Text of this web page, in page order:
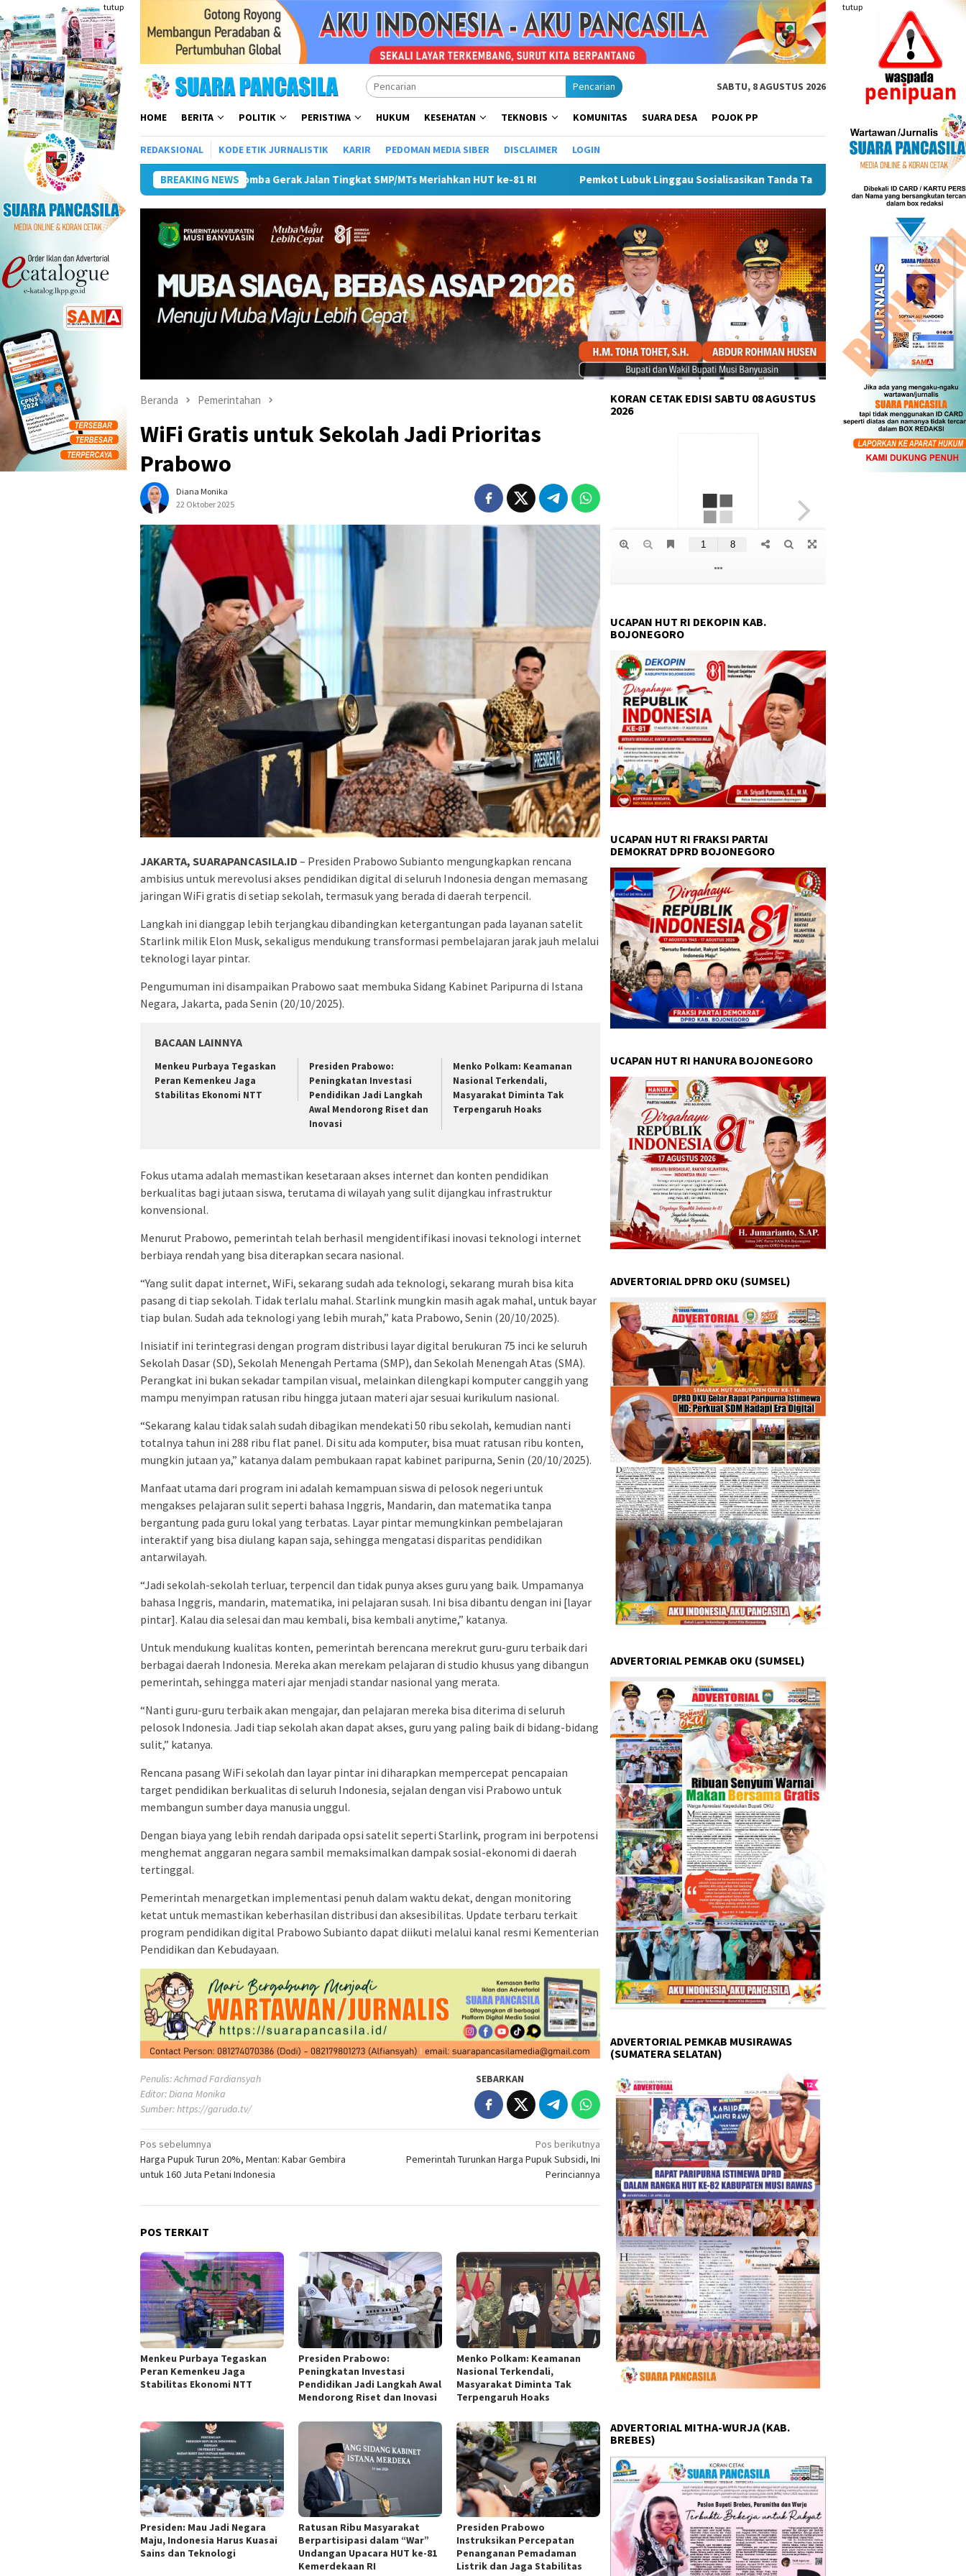
ke
konten
tutup tutup
Pencarian SABTU, 8 AGUSTUS 2026
HOME BERITA POLITIK PERISTIWA HUKUM KESEHATAN TEKNOBIS KOMUNITAS SUARA DESA POJOK PP
REDAKSIONAL KODE ETIK JURNALISTIK KARIR PEDOMAN MEDIA SIBER DISCLAIMER LOGIN
BREAKING NEWS
Tingkat SMP/MTs Meriahkan HUT ke-81 RI Pemkot Lubuk Linggau Sosialisasikan Tanda Tangan Elektronik Untuk Percepatan SPBE Dorong UMKM Naik Kelas, Ratu Dewa
Beranda Pemerintahan
WiFi Gratis untuk Sekolah Jadi Prioritas
Prabowo
Diana Monika
22 Oktober 2025
JAKARTA, SUARAPANCASILA.ID – Presiden Prabowo Subianto mengungkapkan rencana
ambisius untuk merevolusi akses pendidikan digital di seluruh Indonesia dengan memasang
jaringan WiFi gratis di setiap sekolah, termasuk yang berada di daerah terpencil.
Langkah ini dianggap lebih terjangkau dibandingkan ketergantungan pada layanan satelit
Starlink milik Elon Musk, sekaligus mendukung transformasi pembelajaran jarak jauh melalui
teknologi layar pintar.
Pengumuman ini disampaikan Prabowo saat membuka Sidang Kabinet Paripurna di Istana
Negara, Jakarta, pada Senin (20/10/2025).
BACAAN LAINNYA
Menkeu Purbaya Tegaskan
Peran Kemenkeu Jaga
Stabilitas Ekonomi NTT
Presiden Prabowo:
Peningkatan Investasi
Pendidikan Jadi Langkah
Awal Mendorong Riset dan
Inovasi
Menko Polkam: Keamanan
Nasional Terkendali,
Masyarakat Diminta Tak
Terpengaruh Hoaks
Fokus utama adalah memastikan kesetaraan akses internet dan konten pendidikan
berkualitas bagi jutaan siswa, terutama di wilayah yang sulit dijangkau infrastruktur
konvensional.
Menurut Prabowo, pemerintah telah berhasil mengidentifikasi inovasi teknologi internet
berbiaya rendah yang bisa diterapkan secara nasional.
“Yang sulit dapat internet, WiFi, sekarang sudah ada teknologi, sekarang murah bisa kita
pasang di tiap sekolah. Tidak terlalu mahal. Starlink mungkin masih agak mahal, untuk bayar
tiap bulan. Sudah ada teknologi yang lebih murah,” kata Prabowo, Senin (20/10/2025).
Inisiatif ini terintegrasi dengan program distribusi layar digital berukuran 75 inci ke seluruh
Sekolah Dasar (SD), Sekolah Menengah Pertama (SMP), dan Sekolah Menengah Atas (SMA).
Perangkat ini bukan sekadar tampilan visual, melainkan dilengkapi komputer canggih yang
mampu menyimpan ratusan ribu hingga jutaan materi ajar sesuai kurikulum nasional.
“Sekarang kalau tidak salah sudah dibagikan mendekati 50 ribu sekolah, kemudian nanti
totalnya tahun ini 288 ribu flat panel. Di situ ada komputer, bisa muat ratusan ribu konten,
mungkin jutaan ya,” katanya dalam pembukaan rapat kabinet paripurna, Senin (20/10/2025).
Manfaat utama dari program ini adalah kemampuan siswa di pelosok negeri untuk
mengakses pelajaran sulit seperti bahasa Inggris, Mandarin, dan matematika tanpa
bergantung pada guru lokal yang terbatas. Layar pintar memungkinkan pembelajaran
interaktif yang bisa diulang kapan saja, sehingga mengatasi disparitas pendidikan
antarwilayah.
“Jadi sekolah-sekolah terluar, terpencil dan tidak punya akses guru yang baik. Umpamanya
bahasa Inggris, mandarin, matematika, ini pelajaran susah. Ini bisa dibantu dengan ini [layar
pintar]. Kalau dia selesai dan mau kembali, bisa kembali anytime,” katanya.
Untuk mendukung kualitas konten, pemerintah berencana merekrut guru-guru terbaik dari
berbagai daerah Indonesia. Mereka akan merekam pelajaran di studio khusus yang dibangun
pemerintah, sehingga materi ajar menjadi standar nasional yang merata.
“Nanti guru-guru terbaik akan mengajar, dan pelajaran mereka bisa diterima di seluruh
pelosok Indonesia. Jadi tiap sekolah akan dapat akses, guru yang paling baik di bidang-bidang
sulit,” katanya.
Rencana pasang WiFi sekolah dan layar pintar ini diharapkan mempercepat pencapaian
target pendidikan berkualitas di seluruh Indonesia, sejalan dengan visi Prabowo untuk
membangun sumber daya manusia unggul.
Dengan biaya yang lebih rendah daripada opsi satelit seperti Starlink, program ini berpotensi
menghemat anggaran negara sambil memaksimalkan dampak sosial-ekonomi di daerah
tertinggal.
Pemerintah menargetkan implementasi penuh dalam waktu dekat, dengan monitoring
ketat untuk memastikan keberhasilan distribusi dan aksesibilitas. Update terbaru terkait
program pendidikan digital Prabowo Subianto dapat diikuti melalui kanal resmi Kementerian
Pendidikan dan Kebudayaan.
Penulis: Achmad Fardiansyah
Editor: Diana Monika
Sumber:https://garuda.tv/
SEBARKAN
Navigasi
pos
Pos sebelumnya
Harga Pupuk Turun 20%, Mentan: Kabar Gembira
untuk 160 Juta Petani Indonesia
Pos berikutnya
Pemerintah Turunkan Harga Pupuk Subsidi, Ini
Perinciannya
POS TERKAIT
Menkeu Purbaya Tegaskan
Peran Kemenkeu Jaga
Stabilitas Ekonomi NTT
Presiden Prabowo:
Peningkatan Investasi
Pendidikan Jadi Langkah Awal
Mendorong Riset dan Inovasi
Menko Polkam: Keamanan
Nasional Terkendali,
Masyarakat Diminta Tak
Terpengaruh Hoaks
Presiden: Mau Jadi Negara
Maju, Indonesia Harus Kuasai
Sains dan Teknologi
Ratusan Ribu Masyarakat
Berpartisipasi dalam “War”
Undangan Upacara HUT ke-81
Kemerdekaan RI
Presiden Prabowo
Instruksikan Percepatan
Penanganan Pemadaman
Listrik dan Jaga Stabilitas
KORAN CETAK EDISI SABTU 08 AGUSTUS
2026
UCAPAN HUT RI DEKOPIN KAB.
BOJONEGORO
UCAPAN HUT RI FRAKSI PARTAI
DEMOKRAT DPRD BOJONEGORO
UCAPAN HUT RI HANURA BOJONEGORO
ADVERTORIAL DPRD OKU (SUMSEL)
ADVERTORIAL PEMKAB OKU (SUMSEL)
ADVERTORIAL PEMKAB MUSIRAWAS
(SUMATERA SELATAN)
ADVERTORIAL MITHA-WURJA (KAB.
BREBES)